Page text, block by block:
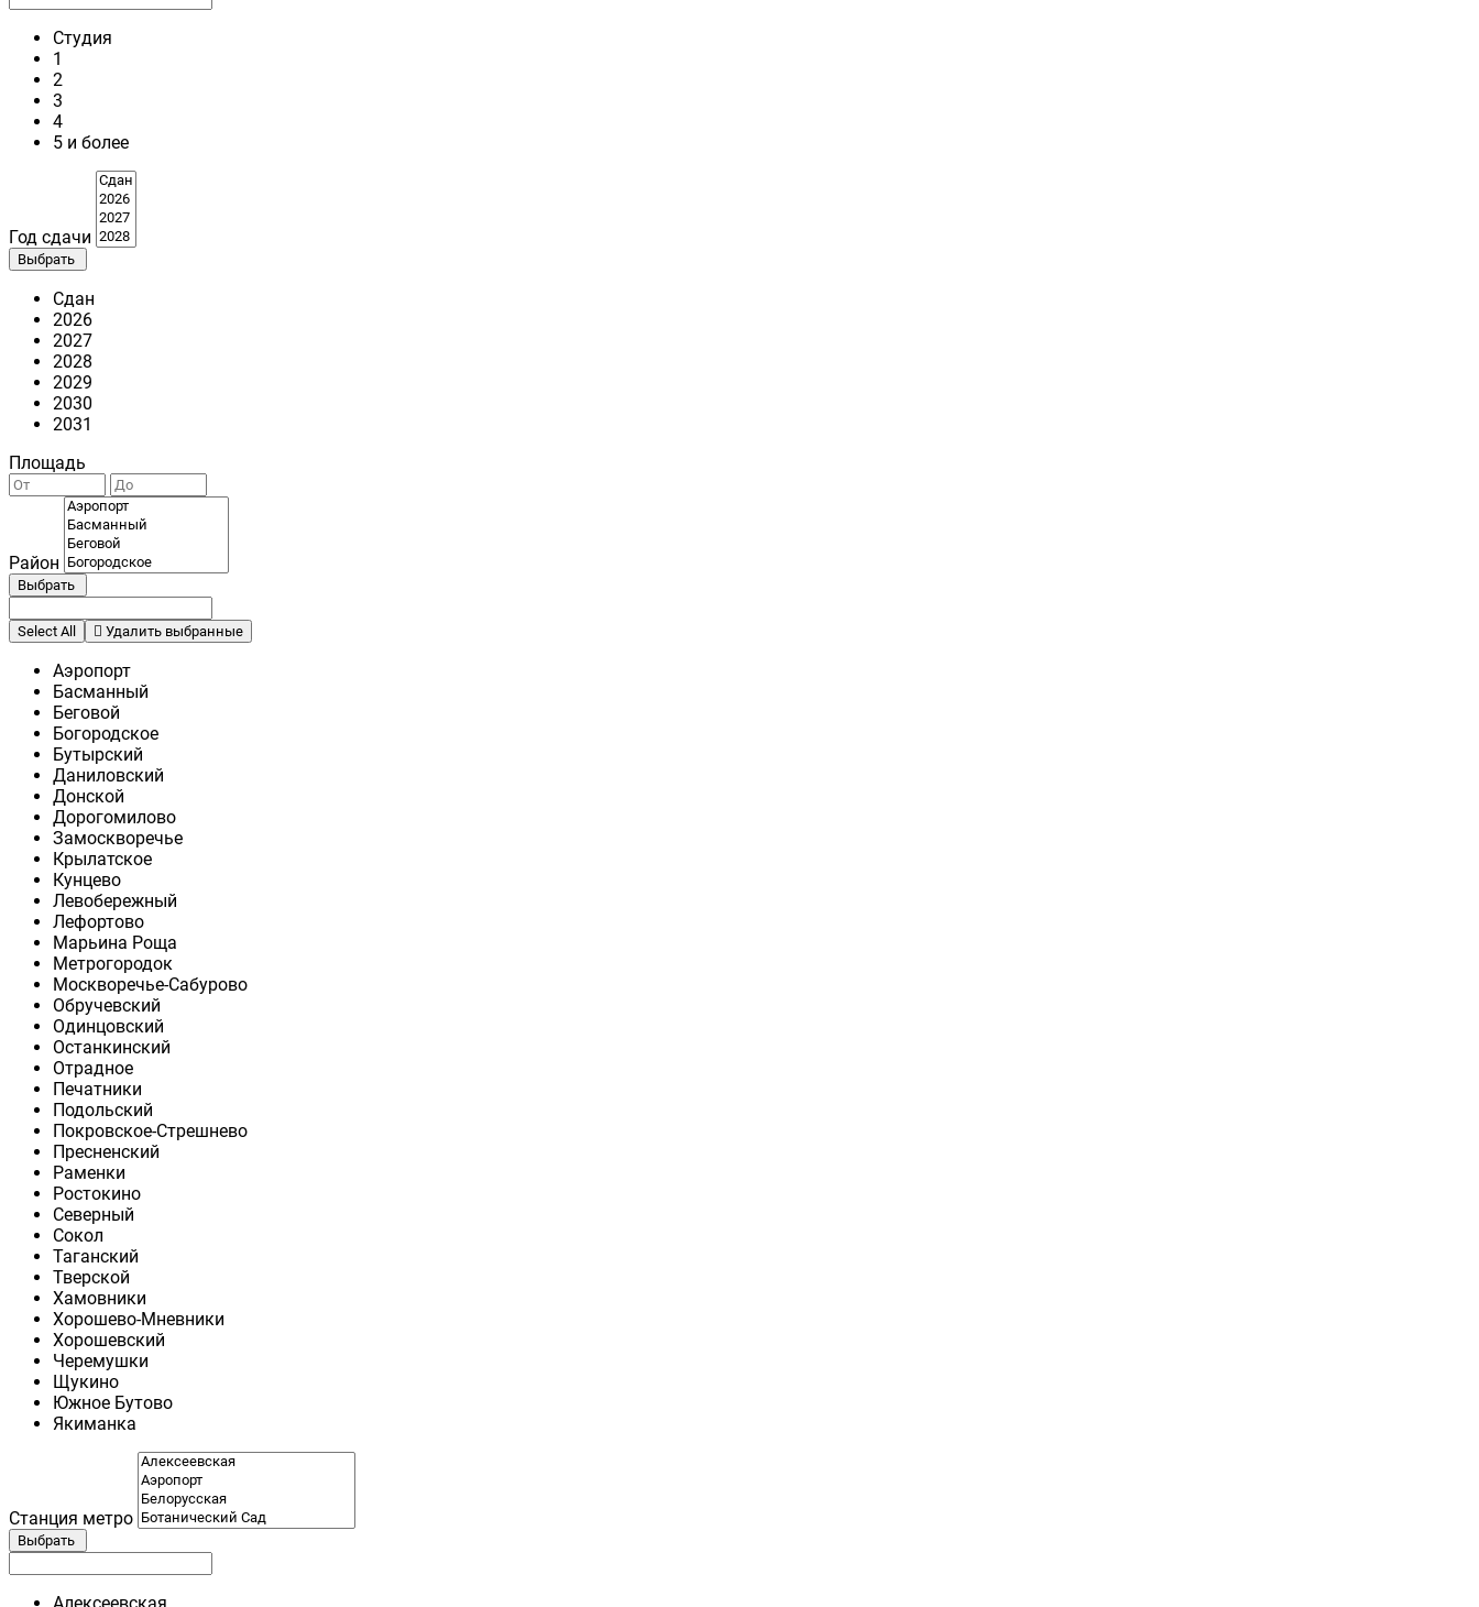
Студия
1
2
3
4
5 и более
Год сдачи
Выбрать
Сдан
2026
2027
2028
2029
2030
2031
Площадь
Район
Выбрать
Select All Удалить выбранные
Аэропорт
Басманный
Беговой
Богородское
Бутырский
Даниловский
Донской
Дорогомилово
Замоскворечье
Крылатское
Кунцево
Левобережный
Лефортово
Марьина Роща
Метрогородок
Москворечье-Сабурово
Обручевский
Одинцовский
Останкинский
Отрадное
Печатники
Подольский
Покровское-Стрешнево
Пресненский
Раменки
Ростокино
Северный
Сокол
Таганский
Тверской
Хамовники
Хорошево-Мневники
Хорошевский
Черемушки
Щукино
Южное Бутово
Якиманка
Станция метро
Выбрать